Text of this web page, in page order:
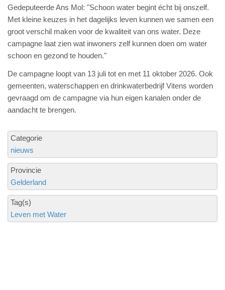
Gedeputeerde Ans Mol: "Schoon water begint écht bij onszelf.
Met kleine keuzes in het dagelijks leven kunnen we samen een
groot verschil maken voor de kwaliteit van ons water. Deze
campagne laat zien wat inwoners zelf kunnen doen om water
schoon en gezond te houden."
De campagne loopt van 13 juli tot en met 11 oktober 2026. Ook
gemeenten, waterschappen en drinkwaterbedrijf Vitens worden
gevraagd om de campagne via hun eigen kanalen onder de
aandacht te brengen.
Categorie
nieuws
Provincie
Gelderland
Tag(s)
Leven met Water